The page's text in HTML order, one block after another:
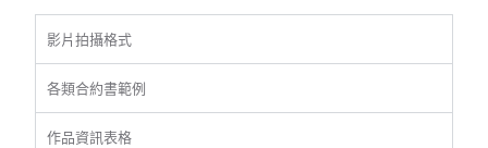
影片拍攝格式
各類合約書範例
作品資訊表格